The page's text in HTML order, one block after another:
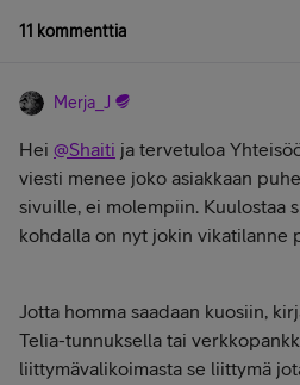
11 kommenttia
Merja_J
Hei @Shaiti ja tervetuloa
viesti menee joko asiakkaan
sivuille, ei molempiin. Kuulostaa
kohdalla on nyt jokin vikatilanne
Jotta homma saadaan kuosiin,
Telia-tunnuksella tai
liittymävalikoimasta se liittymä